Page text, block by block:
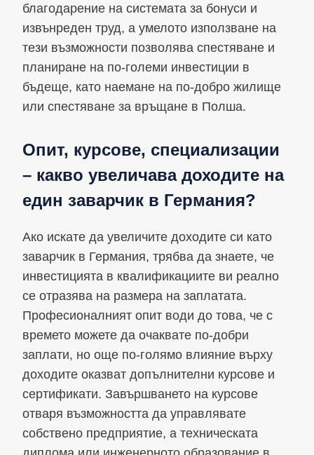
благодарение на системата за бонуси и
извънреден труд, а умелото използване на
тези възможности позволява спестяване и
планиране на по-големи инвестиции в
бъдеще, като наемане на по-добро жилище
или спестяване за връщане в Полша.
Опит, курсове, специализации
– какво увеличава доходите на
един заварчик в Германия?
Ако искате да увеличите доходите си като
заварчик в Германия, трябва да знаете, че
инвестицията в квалификациите ви реално
се отразява на размера на заплатата.
Професионалният опит води до това, че с
времето можете да очаквате по-добри
заплати, но още по-голямо влияние върху
доходите оказват допълнителни курсове и
сертификати. Завършването на курсове
отваря възможността да управлявате
собствено предприятие, а техническата